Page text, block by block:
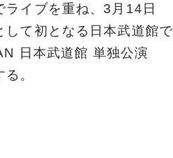
ライブを重ね、3月14日
して初となる日本武道館で
日本武道館 単独公演
。